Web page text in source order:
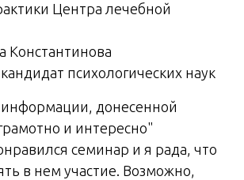
Центра лечебной
Константинова
психологических наук
донесенной
и интересно"
семинар и я рада, что
в нем участие. Возможно,